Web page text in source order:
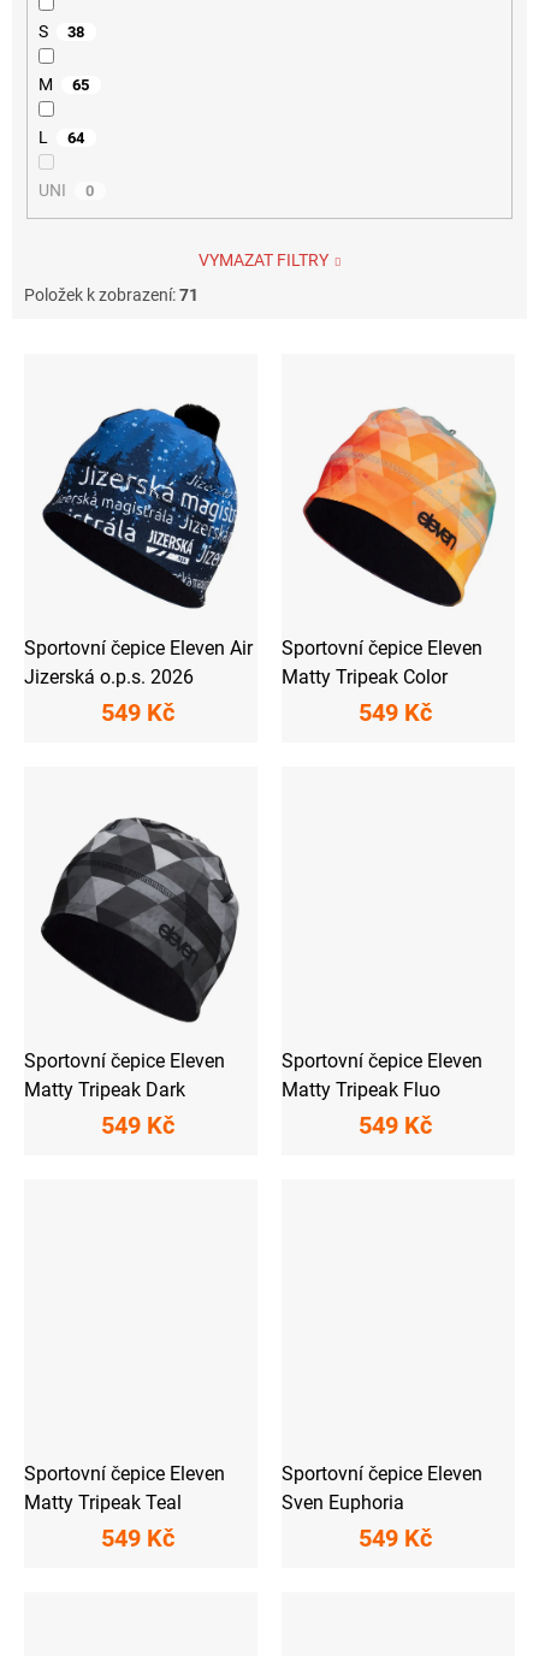
S 38
M 65
L 64
UNI 0
VYMAZAT FILTRY
Položek k zobrazení:71
Sportovní čepice Eleven Air
Jizerská o.p.s. 2026
549 Kč
Sportovní čepice Eleven
Matty Tripeak Color
549 Kč
Sportovní čepice Eleven
Matty Tripeak Dark
549 Kč
Sportovní čepice Eleven
Matty Tripeak Fluo
549 Kč
Sportovní čepice Eleven
Matty Tripeak Teal
549 Kč
Sportovní čepice Eleven
Sven Euphoria
549 Kč